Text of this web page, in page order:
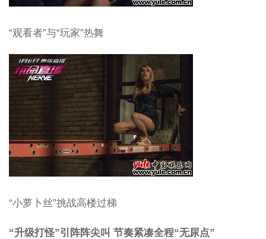
“观看者”与“玩家”热舞
“小萝卜丝”挑战高楼过梯
“升级打怪”引阵阵尖叫 节奏紧凑全程“无尿点”